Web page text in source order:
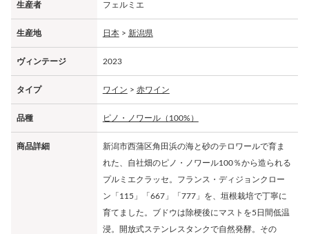
生産者 フェルミエ
生産地 日本> 新潟県
ヴィンテージ 2023
タイプ ワイン > 赤ワイン
品種 ピノ・ノワール（100%）
商品詳細
新潟市西蒲区角田浜の海と砂のテロワールで育ま
れた、自社畑のピノ・ノワール100％から造られる
プルミエクラッセ。フランス・ディジョンクロー
ン「115」「667」「777」を、垣根栽培で丁寧に
育てました。ブドウは除梗後にマストを5日間低温
浸。開放式ステンレスタンクで自然発酵。その